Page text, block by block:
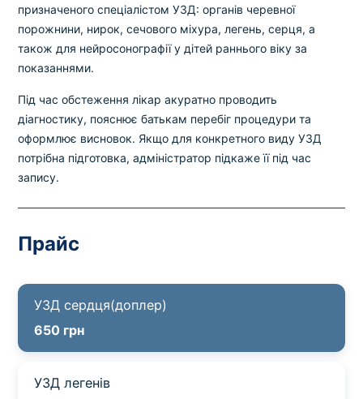
призначеного спеціалістом УЗД: органів черевної
порожнини, нирок, сечового міхура, легень, серця, а
також для нейросонографії у дітей раннього віку за
показаннями.
Під час обстеження лікар акуратно проводить
діагностику, пояснює батькам перебіг процедури та
оформлює висновок. Якщо для конкретного виду УЗД
потрібна підготовка, адміністратор підкаже її під час
запису.
Прайс
УЗД сердця(доплер)
650 грн
УЗД легенів
Вибрати клініку
Оформити замовлення
Якщо ви не знаєте, які аналізи вам необхідні,
* Адміністрація клініки вживає всіх заходів для
своєчасного оновлення розміщеного на сайті прайс-
виконання досліджень за телефонами, вказаними на